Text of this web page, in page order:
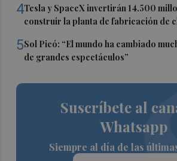
4Tesla y SpaceX invertirán 14.500
construir la planta de fabricación de
5Sol Picó: “El mundo ha cambiado
de grandes espectáculos”
Suscríbete al
Whatsapp
Siempre al día de las